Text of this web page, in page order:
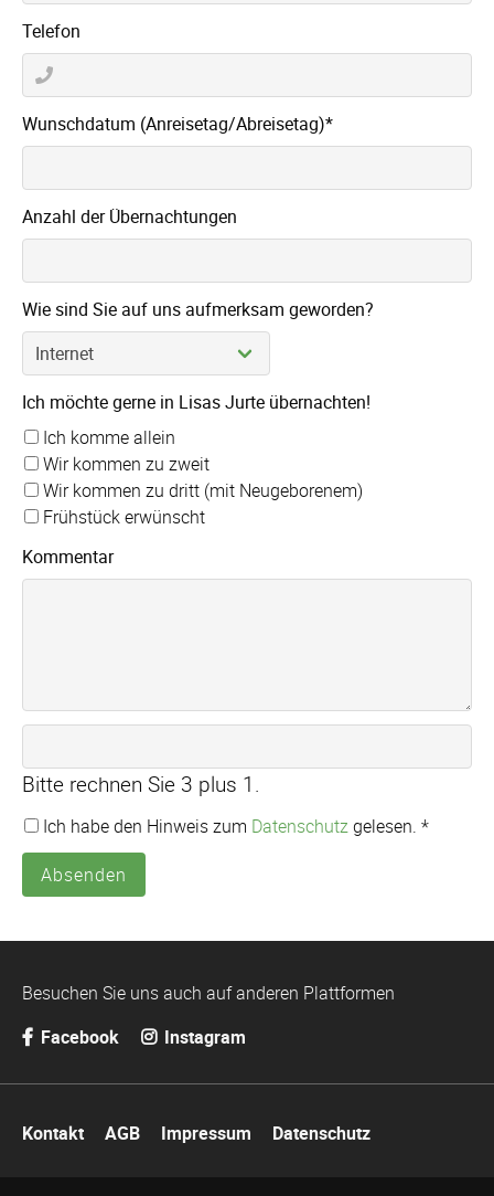
Telefon
Pflichtfeld
Wunschdatum (Anreisetag/Abreisetag)*
Anzahl der Übernachtungen
Wie sind Sie auf uns aufmerksam geworden?
Ich möchte gerne in Lisas Jurte übernachten!
Ich komme allein
Wir kommen zu zweit
Wir kommen zu dritt (mit Neugeborenem)
Frühstück erwünscht
Kommentar
Bitte rechnen Sie 3 plus 1.
Ich habe den Hinweis zum Datenschutzgelesen. *
Absenden
Besuchen Sie uns auch auf anderen Plattformen
Facebook
Instagram
überspringen
Kontakt AGB Impressum Datenschutz